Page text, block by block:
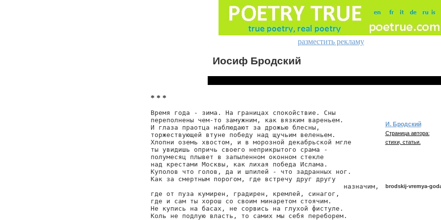
разместить рекламу
Иосиф Бродский
* * *
Время года - зима. На границах спокойствие. Сны
переполнены чем-то замужним, как вязким вареньем.
И глаза праотца наблюдают за дрожью блесны,
торжествующей втуне победу над щучьим веленьем.
Хлопни оземь хвостом, и в морозной декабрьской мгле
ты увидишь опричь своего неприкрытого срама -
полумесяц плывет в запыленном оконном стекле
над крестами Москвы, как лихая победа Ислама.
Куполов что голов, да и шпилей - что задранных ног.
Как за смертным порогом, где встречу друг другу
                                                 назначим,
где от пуза кумирен, градирен, кремлей, синагог,
где и сам ты хорош со своим минаретом стоячим.
Не купись на басах, не сорвись на глухой фистуле.
Коль не подлую власть, то самих мы себя переборем.
И. Бродский
Страница автора:
стихи, статьи.
brodskij-vremya-